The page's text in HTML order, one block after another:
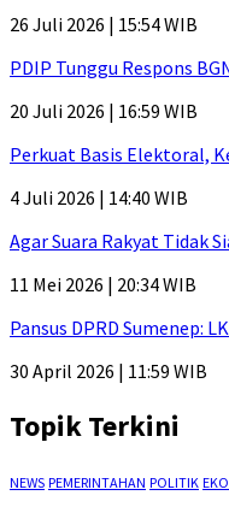
26 Juli 2026 | 15:54 WIB
PDIP Tunggu Respons
20 Juli 2026 | 16:59 WIB
Perkuat Basis Elektoral,
4 Juli 2026 | 14:40 WIB
Agar Suara Rakyat Tidak
11 Mei 2026 | 20:34 WIB
Pansus DPRD Sumenep:
30 April 2026 | 11:59 WIB
Topik Terkini
NEWS PEMERINTAHAN POLITIK